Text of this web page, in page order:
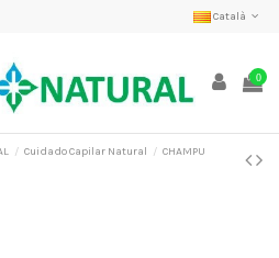
Català
0
Cuidado Capilar Natural
CHAMPU